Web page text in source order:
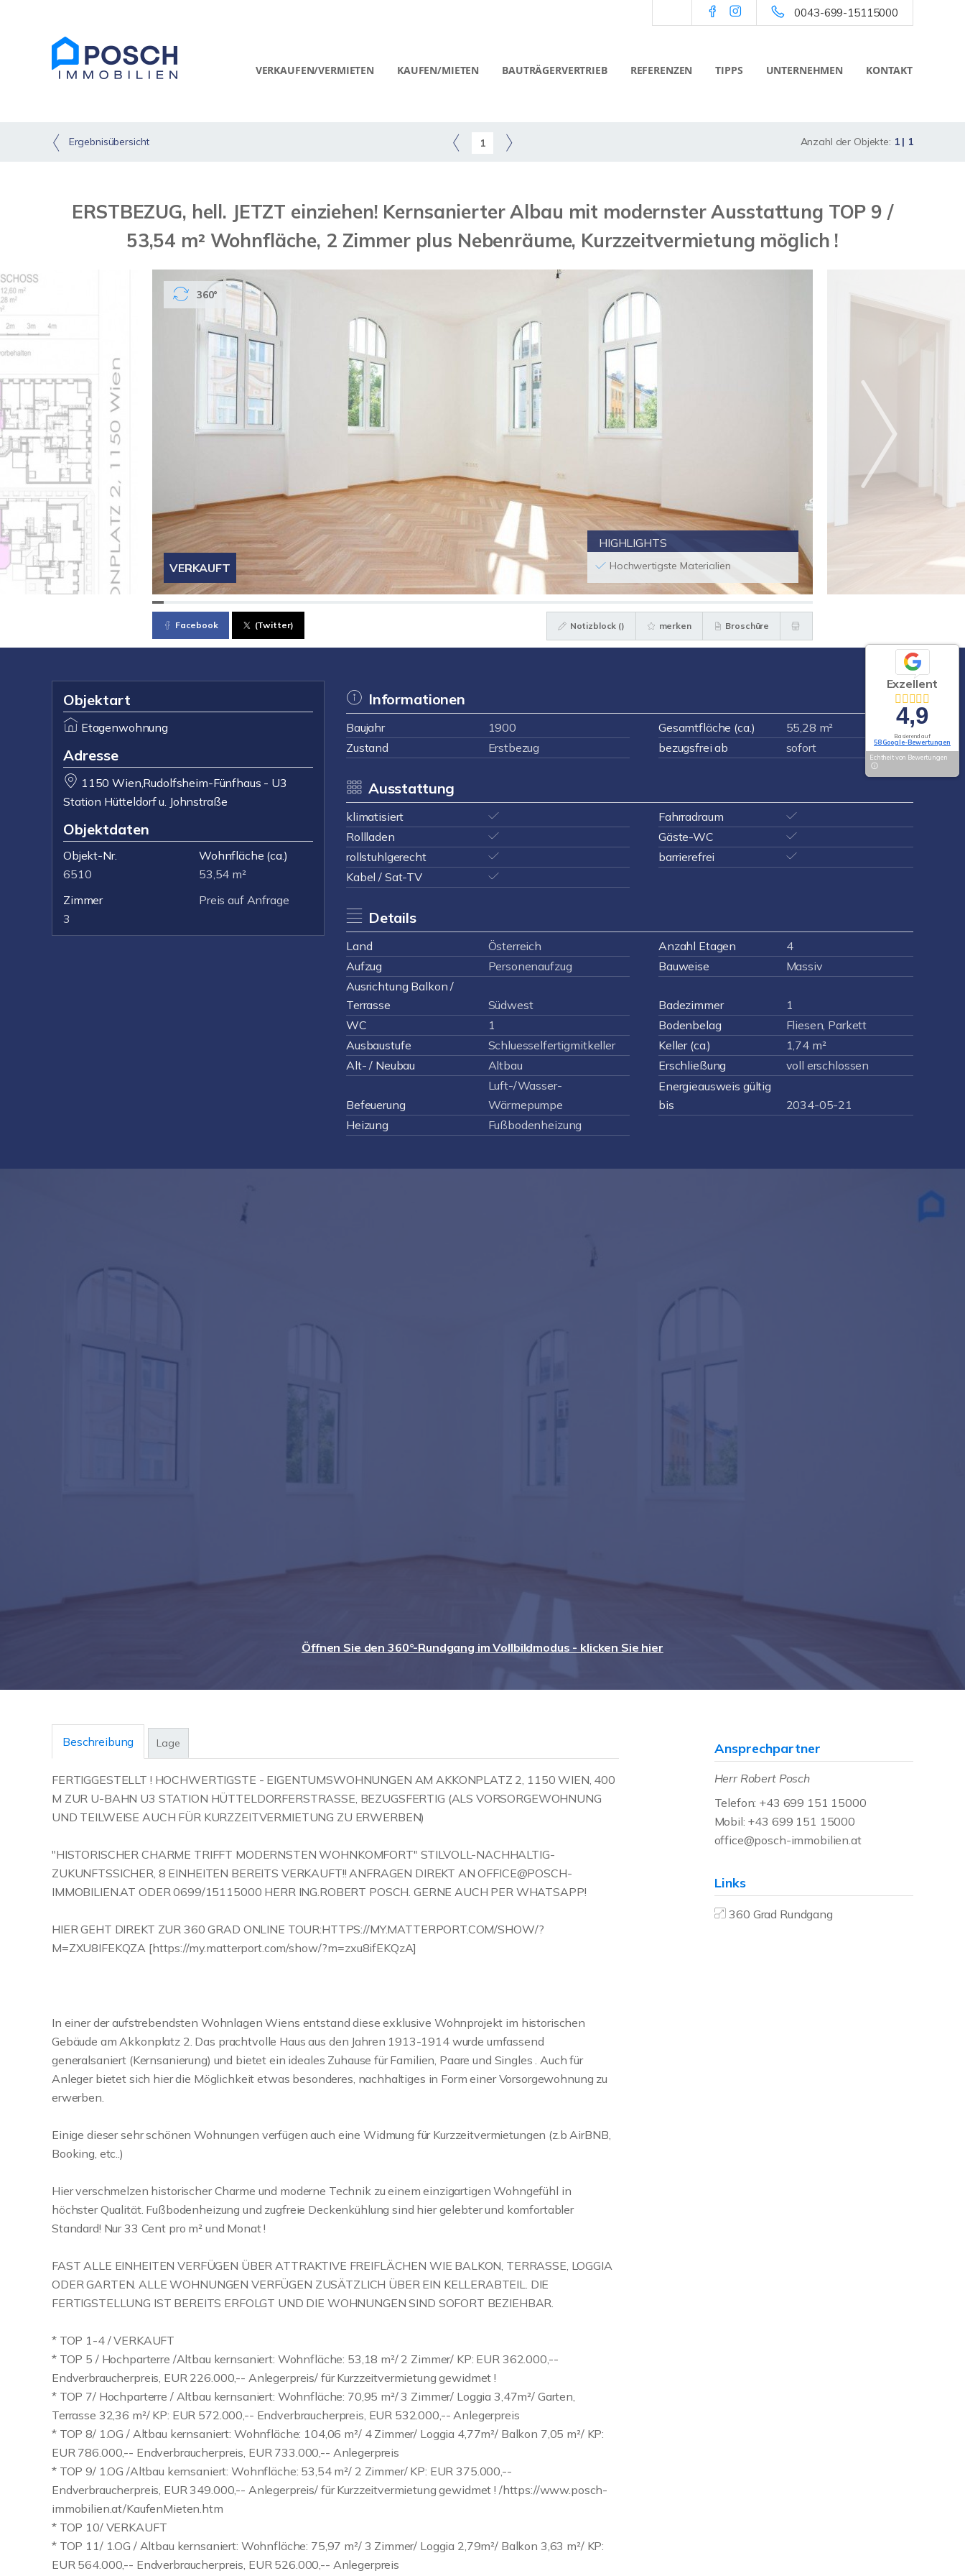
0043-699-15115000
VERKAUFEN/VERMIETEN KAUFEN/MIETEN BAUTRÄGERVERTRIEB REFERENZEN TIPPS UNTERNEHMEN KONTAKT
Ergebnisübersicht 1 Anzahl der Objekte: 1 | 1
ERSTBEZUG, hell. JETZT einziehen! Kernsanierter Albau mit modernster Ausstattung TOP 9 /
53,54 m² Wohnfläche, 2 Zimmer plus Nebenräume, Kurzzeitvermietung möglich !
HIGHLIGHTS
Hochwertigste Materialien
VERKAUFT
360°
Facebook (Twitter) Notizblock () merken Broschüre
Objektart
Etagenwohnung
Adresse
1150 Wien,Rudolfsheim-Fünfhaus - U3
Station Hütteldorf u. Johnstraße
Objektdaten
Objekt-Nr.
6510
Wohnfläche (ca.)
53,54 m²
Zimmer
3
Preis auf Anfrage
Informationen
Baujahr 1900 Gesamtfläche (ca.)
55,28 m²
Zustand
Erstbezug bezugsfrei ab sofort
Ausstattung
klimatisiert
Fahrradraum
Rollladen
Gäste-WC
rollstuhlgerecht
barrierefrei
Kabel / Sat-TV
Details
Land Österreich Anzahl Etagen
4
Aufzug
Personenaufzug Bauweise
Massiv
Ausrichtung Balkon /
Terrasse
Südwest Badezimmer
1
WC
1 Bodenbelag
Fliesen, Parkett
Ausbaustufe
Schluesselfertigmitkeller Keller (ca.)
1,74 m²
Alt- / Neubau
Altbau Erschließung voll erschlossen
Befeuerung
Luft-/Wasser-
Wärmepumpe
Energieausweis gültig
bis
2034-05-21
Heizung
Fußbodenheizung
Öffnen Sie den 360°-Rundgang im Vollbildmodus - klicken Sie hier
Beschreibung Lage
FERTIGGESTELLT ! HOCHWERTIGSTE - EIGENTUMSWOHNUNGEN AM AKKONPLATZ 2, 1150 WIEN, 400
M ZUR U-BAHN U3 STATION HÜTTELDORFERSTRASSE, BEZUGSFERTIG (ALS VORSORGEWOHNUNG
UND TEILWEISE AUCH FÜR KURZZEITVERMIETUNG ZU ERWERBEN)
"HISTORISCHER CHARME TRIFFT MODERNSTEN WOHNKOMFORT" STILVOLL-NACHHALTIG-
ZUKUNFTSSICHER, 8 EINHEITEN BEREITS VERKAUFT!! ANFRAGEN DIREKT AN OFFICE@POSCH-
IMMOBILIEN.AT ODER 0699/15115000 HERR ING.ROBERT POSCH. GERNE AUCH PER WHATSAPP!
HIER GEHT DIREKT ZUR 360 GRAD ONLINE TOUR:HTTPS://MY.MATTERPORT.COM/SHOW/?
M=ZXU8IFEKQZA [https://my.matterport.com/show/?m=zxu8ifEKQzA]
In einer der aufstrebendsten Wohnlagen Wiens entstand diese exklusive Wohnprojekt im historischen
Gebäude am Akkonplatz 2. Das prachtvolle Haus aus den Jahren 1913-1914 wurde umfassend
generalsaniert (Kernsanierung) und bietet ein ideales Zuhause für Familien, Paare und Singles . Auch für
Anleger bietet sich hier die Möglichkeit etwas besonderes, nachhaltiges in Form einer Vorsorgewohnung zu
erwerben.
Einige dieser sehr schönen Wohnungen verfügen auch eine Widmung für Kurzzeitvermietungen (z.b AirBNB,
Booking, etc..)
Hier verschmelzen historischer Charme und moderne Technik zu einem einzigartigen Wohngefühl in
höchster Qualität. Fußbodenheizung und zugfreie Deckenkühlung sind hier gelebter und komfortabler
Standard! Nur 33 Cent pro m² und Monat !
FAST ALLE EINHEITEN VERFÜGEN ÜBER ATTRAKTIVE FREIFLÄCHEN WIE BALKON, TERRASSE, LOGGIA
ODER GARTEN. ALLE WOHNUNGEN VERFÜGEN ZUSÄTZLICH ÜBER EIN KELLERABTEIL. DIE
FERTIGSTELLUNG IST BEREITS ERFOLGT UND DIE WOHNUNGEN SIND SOFORT BEZIEHBAR.
* TOP 1-4 / VERKAUFT
* TOP 5 / Hochparterre /Altbau kernsaniert: Wohnfläche: 53,18 m²/ 2 Zimmer/ KP: EUR 362.000,--
Endverbraucherpreis, EUR 226.000,-- Anlegerpreis/ für Kurzzeitvermietung gewidmet !
* TOP 7/ Hochparterre / Altbau kernsaniert: Wohnfläche: 70,95 m²/ 3 Zimmer/ Loggia 3,47m²/ Garten,
Terrasse 32,36 m²/ KP: EUR 572.000,-- Endverbraucherpreis, EUR 532.000,-- Anlegerpreis
* TOP 8/ 1.OG / Altbau kernsaniert: Wohnfläche: 104,06 m²/ 4 Zimmer/ Loggia 4,77m²/ Balkon 7,05 m²/ KP:
EUR 786.000,-- Endverbraucherpreis, EUR 733.000,-- Anlegerpreis
* TOP 9/ 1.OG /Altbau kernsaniert: Wohnfläche: 53,54 m²/ 2 Zimmer/ KP: EUR 375.000,--
Endverbraucherpreis, EUR 349.000,-- Anlegerpreis/ für Kurzzeitvermietung gewidmet ! /https://www.posch-
immobilien.at/KaufenMieten.htm
* TOP 10/ VERKAUFT
* TOP 11/ 1.OG / Altbau kernsaniert: Wohnfläche: 75,97 m²/ 3 Zimmer/ Loggia 2,79m²/ Balkon 3,63 m²/ KP:
EUR 564.000,-- Endverbraucherpreis, EUR 526.000,-- Anlegerpreis
Ansprechpartner
Herr Robert Posch
Telefon: +43 699 151 15000
Mobil: +43 699 151 15000
office@posch-immobilien.at
Links
360 Grad Rundgang
Exzellent
4,9
Basierend auf
58 Google-Bewertungen
Echtheit von Bewertungen